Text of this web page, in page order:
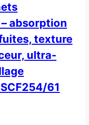
absorption
texture
ultra-
61